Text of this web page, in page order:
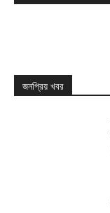
জনপ্রিয় খবর